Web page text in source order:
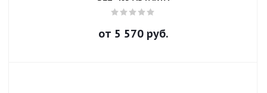
от 5 570руб.